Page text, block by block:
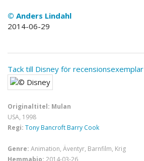
© Anders Lindahl
2014-06-29
Tack till Disney för recensionsexemplar
Originaltitel: Mulan
USA, 1998
Regi: Tony BancroftBarry Cook
Genre: Animation, Äventyr, Barnfilm, Krig
Hemmabio: 2014-03-26